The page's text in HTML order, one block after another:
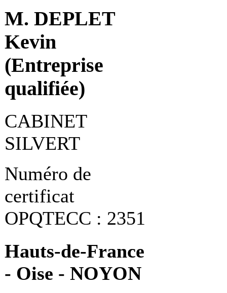
M. DEPLET
Kevin
(Entreprise
qualifiée)
CABINET
SILVERT
Numéro de
certificat
OPQTECC : 2351
Hauts-de-France
- Oise - NOYON